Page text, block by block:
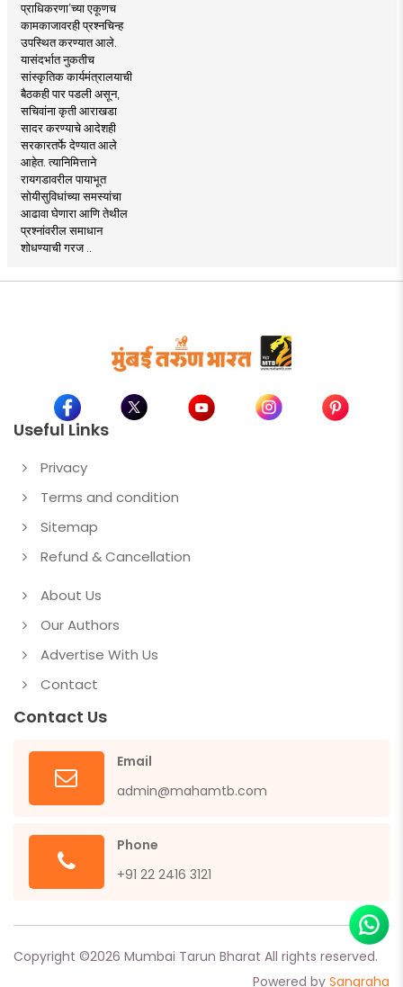
प्राधिकरणा’च्या एकूणच
कामकाजावरही प्रश्नचिन्ह
उपस्थित करण्यात आले.
यासंदर्भात नुकतीच
सांस्कृतिक कार्यमंत्रालयाची
बैठकही पार पडली असून,
सचिवांना कृती आराखडा
सादर करण्याचे आदेशही
सरकारतर्फे देण्यात आले
आहेत. त्यानिमित्ताने
रायगडावरील पायाभूत
सोयीसुविधांच्या समस्यांचा
आढावा घेणारा आणि तेथील
प्रश्नांवरील समाधान
शोधण्याची गरज ..
Useful Links
Privacy
Terms and condition
Sitemap
Refund & Cancellation
About Us
Our Authors
Advertise With Us
Contact
Contact Us
Email
admin@mahamtb.com
Phone
+91 22 2416 3121
Copyright ©2026 Mumbai Tarun Bharat All rights reserved.
Powered by Sangraha